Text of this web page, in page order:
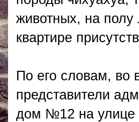
животных, на полу
квартире
По его словам, во
представители
дом №12 на улице